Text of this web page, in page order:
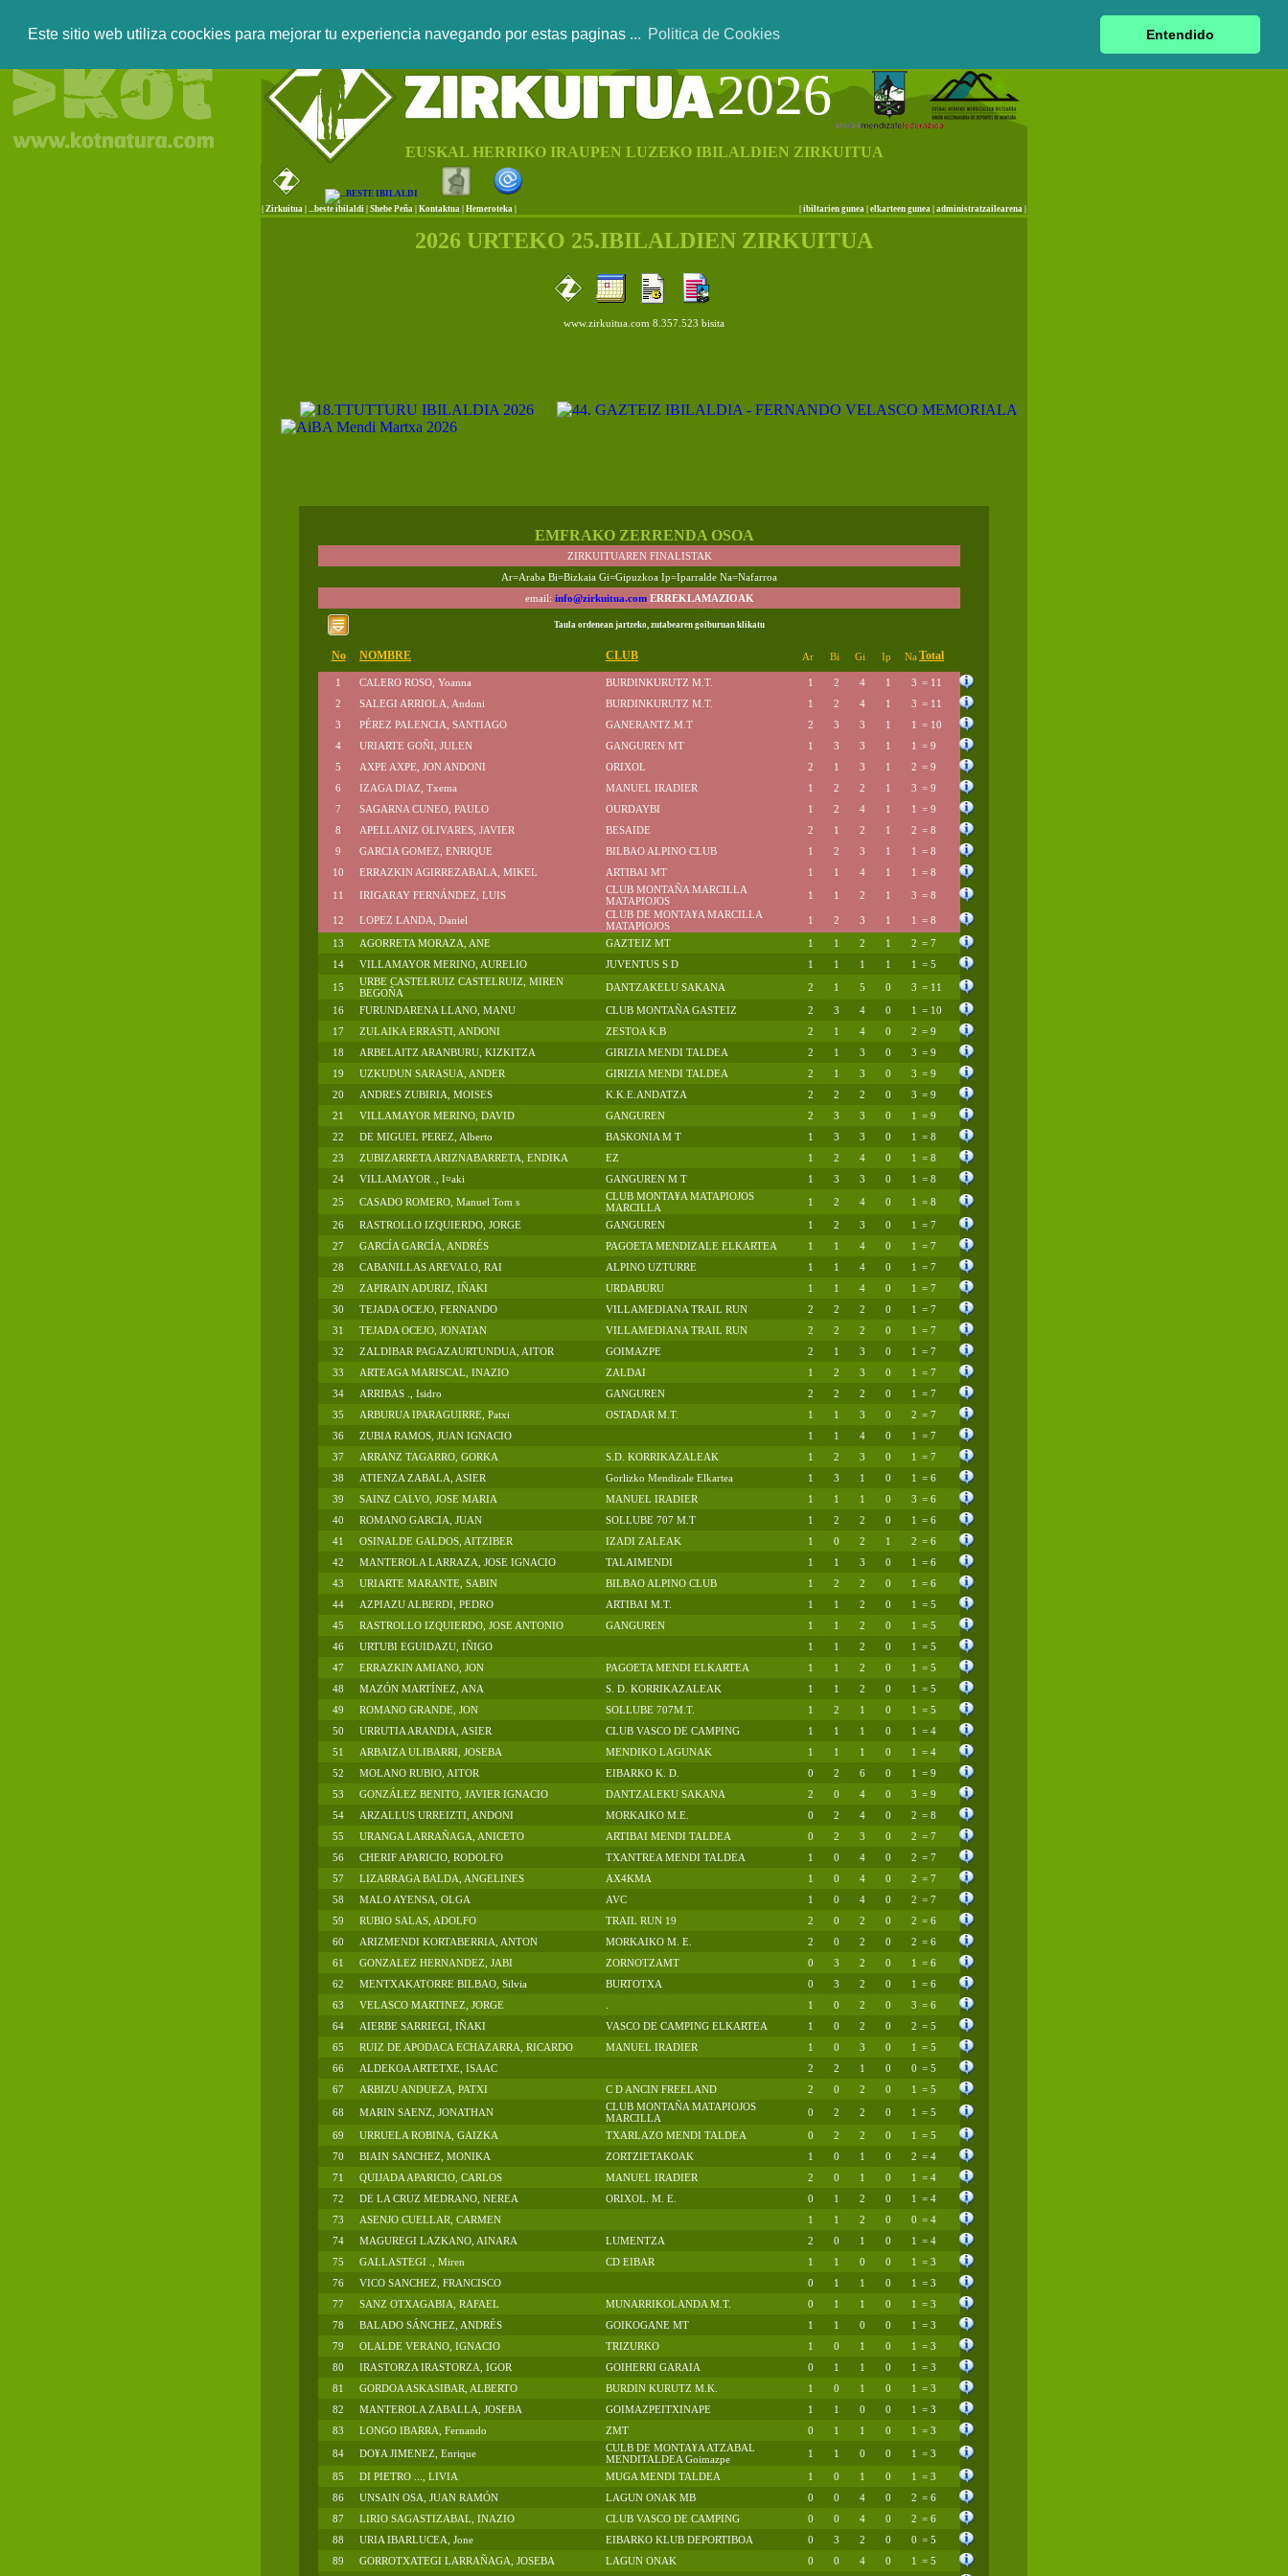
Este sitio web utiliza coockies para mejorar tu experiencia navegando por estas paginas ... Politica de Cookies Entendido
2026
EUSKAL HERRIKO IRAUPEN LUZEKO IBILALDIEN ZIRKUITUA
Zirkuitua ...beste ibilaldi Shebe Peña Kontaktua Hemeroteka | ibiltarien gunea elkarteen gunea administratzailearena
2026 URTEKO 25.IBILALDIEN ZIRKUITUA
www.zirkuitua.com 8.357.523 bisita
EMFRAKO ZERRENDA OSOA
ZIRKUITUAREN FINALISTAK
Ar=Araba Bi=Bizkaia Gi=Gipuzkoa Ip=Iparralde Na=Nafarroa
email: info@zirkuitua.comERREKLAMAZIOAK
Taula ordenean jartzeko, zutabearen goiburuan klikatu
No NOMBRE CLUB Ar Bi Gi Ip Na Total
1 CALERO ROSO, Yoanna BURDINKURUTZ M.T. 1 2 4 1 3 = 11
2
SALEGI ARRIOLA, Andoni BURDINKURUTZ M.T. 1 2 4 1 3 = 11
3
PÉREZ PALENCIA, SANTIAGO GANERANTZ.M.T 2 3 3 1 1 = 10
4
URIARTE GOÑI, JULEN GANGUREN MT 1 3 3 1 1 = 9
5
AXPE AXPE, JON ANDONI ORIXOL 2 1 3 1 2 = 9
6
IZAGA DIAZ, Txema MANUEL IRADIER 1 2 2 1 3 = 9
7
SAGARNA CUNEO, PAULO OURDAYBI 1 2 4 1 1 = 9
8
APELLANIZ OLIVARES, JAVIER BESAIDE 2 1 2 1 2 = 8
9
GARCIA GOMEZ, ENRIQUE BILBAO ALPINO CLUB 1 2 3 1 1 = 8
10
ERRAZKIN AGIRREZABALA, MIKEL ARTIBAI MT 1 1 4 1 1 = 8
11
IRIGARAY FERNÁNDEZ, LUIS
CLUB MONTAÑA MARCILLA
MATAPIOJOS
1 1 2 1 3 = 8
12 LOPEZ LANDA, Daniel
CLUB DE MONTA¥A MARCILLA
MATAPIOJOS
1 2 3 1 1 = 8
13
AGORRETA MORAZA, ANE GAZTEIZ MT 1 1 2 1 2 = 7
14
VILLAMAYOR MERINO, AURELIO JUVENTUS S D 1 1 1 1 1 = 5
15
URBE CASTELRUIZ CASTELRUIZ, MIREN
BEGOÑA
DANTZAKELU SAKANA 2 1 5 0 3 = 11
16
FURUNDARENA LLANO, MANU CLUB MONTAÑA GASTEIZ 2 3 4 0 1 = 10
17
ZULAIKA ERRASTI, ANDONI ZESTOA K.B 2 1 4 0 2 = 9
18
ARBELAITZ ARANBURU, KIZKITZA GIRIZIA MENDI TALDEA 2 1 3 0 3 = 9
19
UZKUDUN SARASUA, ANDER GIRIZIA MENDI TALDEA 2 1 3 0 3 = 9
20
ANDRES ZUBIRIA, MOISES K.K.E.ANDATZA 2 2 2 0 3 = 9
21
VILLAMAYOR MERINO, DAVID GANGUREN 2 3 3 0 1 = 9
22
DE MIGUEL PEREZ, Alberto BASKONIA M T 1 3 3 0 1 = 8
23
ZUBIZARRETA ARIZNABARRETA, ENDIKA EZ 1 2 4 0 1 = 8
24
VILLAMAYOR ., I¤aki GANGUREN M T 1 3 3 0 1 = 8
25
CASADO ROMERO, Manuel Tom s
CLUB MONTA¥A MATAPIOJOS
MARCILLA
1 2 4 0 1 = 8
26
RASTROLLO IZQUIERDO, JORGE GANGUREN 1 2 3 0 1 = 7
27
GARCÍA GARCÍA, ANDRÉS PAGOETA MENDIZALE ELKARTEA 1 1 4 0 1 = 7
28
CABANILLAS AREVALO, RAI ALPINO UZTURRE 1 1 4 0 1 = 7
29
ZAPIRAIN ADURIZ, IÑAKI URDABURU 1 1 4 0 1 = 7
30
TEJADA OCEJO, FERNANDO VILLAMEDIANA TRAIL RUN 2 2 2 0 1 = 7
31
TEJADA OCEJO, JONATAN VILLAMEDIANA TRAIL RUN 2 2 2 0 1 = 7
32
ZALDIBAR PAGAZAURTUNDUA, AITOR GOIMAZPE 2 1 3 0 1 = 7
33
ARTEAGA MARISCAL, INAZIO ZALDAI 1 2 3 0 1 = 7
34
ARRIBAS ., Isidro GANGUREN 2 2 2 0 1 = 7
35
ARBURUA IPARAGUIRRE, Patxi OSTADAR M.T. 1 1 3 0 2 = 7
36
ZUBIA RAMOS, JUAN IGNACIO 1 1 4 0 1 = 7
37
ARRANZ TAGARRO, GORKA S.D. KORRIKAZALEAK 1 2 3 0 1 = 7
38
ATIENZA ZABALA, ASIER Gorlizko Mendizale Elkartea 1 3 1 0 1 = 6
39
SAINZ CALVO, JOSE MARIA MANUEL IRADIER 1 1 1 0 3 = 6
40
ROMANO GARCIA, JUAN SOLLUBE 707 M.T 1 2 2 0 1 = 6
41
OSINALDE GALDOS, AITZIBER IZADI ZALEAK 1 0 2 1 2 = 6
42
MANTEROLA LARRAZA, JOSE IGNACIO TALAIMENDI 1 1 3 0 1 = 6
43
URIARTE MARANTE, SABIN BILBAO ALPINO CLUB 1 2 2 0 1 = 6
44
AZPIAZU ALBERDI, PEDRO ARTIBAI M.T. 1 1 2 0 1 = 5
45
RASTROLLO IZQUIERDO, JOSE ANTONIO GANGUREN 1 1 2 0 1 = 5
46
URTUBI EGUIDAZU, IÑIGO 1 1 2 0 1 = 5
47
ERRAZKIN AMIANO, JON PAGOETA MENDI ELKARTEA 1 1 2 0 1 = 5
48
MAZÓN MARTÍNEZ, ANA S. D. KORRIKAZALEAK 1 1 2 0 1 = 5
49
ROMANO GRANDE, JON SOLLUBE 707M.T. 1 2 1 0 1 = 5
50
URRUTIA ARANDIA, ASIER CLUB VASCO DE CAMPING 1 1 1 0 1 = 4
51
ARBAIZA ULIBARRI, JOSEBA MENDIKO LAGUNAK 1 1 1 0 1 = 4
52
MOLANO RUBIO, AITOR EIBARKO K. D. 0 2 6 0 1 = 9
53
GONZÁLEZ BENITO, JAVIER IGNACIO DANTZALEKU SAKANA 2 0 4 0 3 = 9
54
ARZALLUS URREIZTI, ANDONI MORKAIKO M.E. 0 2 4 0 2 = 8
55
URANGA LARRAÑAGA, ANICETO ARTIBAI MENDI TALDEA 0 2 3 0 2 = 7
56
CHERIF APARICIO, RODOLFO TXANTREA MENDI TALDEA 1 0 4 0 2 = 7
57
LIZARRAGA BALDA, ANGELINES AX4KMA 1 0 4 0 2 = 7
58
MALO AYENSA, OLGA AVC 1 0 4 0 2 = 7
59
RUBIO SALAS, ADOLFO TRAIL RUN 19 2 0 2 0 2 = 6
60
ARIZMENDI KORTABERRIA, ANTON MORKAIKO M. E. 2 0 2 0 2 = 6
61
GONZALEZ HERNANDEZ, JABI ZORNOTZAMT 0 3 2 0 1 = 6
62
MENTXAKATORRE BILBAO, Silvia BURTOTXA 0 3 2 0 1 = 6
63
VELASCO MARTINEZ, JORGE 1 0 2 0 3 = 6
64
AIERBE SARRIEGI, IÑAKI VASCO DE CAMPING ELKARTEA 1 0 2 0 2 = 5
65
RUIZ DE APODACA ECHAZARRA, RICARDO MANUEL IRADIER 1 0 3 0 1 = 5
66
ALDEKOA ARTETXE, ISAAC 2 2 1 0 0 = 5
67
ARBIZU ANDUEZA, PATXI C D ANCIN FREELAND 2 0 2 0 1 = 5
68
MARIN SAENZ, JONATHAN
CLUB MONTAÑA MATAPIOJOS
MARCILLA
0 2 2 0 1 = 5
69
URRUELA ROBINA, GAIZKA TXARLAZO MENDI TALDEA 0 2 2 0 1 = 5
70
BIAIN SANCHEZ, MONIKA ZORTZIETAKOAK 1 0 1 0 2 = 4
71
QUIJADA APARICIO, CARLOS MANUEL IRADIER 2 0 1 0 1 = 4
72
DE LA CRUZ MEDRANO, NEREA ORIXOL. M. E. 0 1 2 0 1 = 4
73
ASENJO CUELLAR, CARMEN 1 1 2 0 0 = 4
74
MAGUREGI LAZKANO, AINARA LUMENTZA 2 0 1 0 1 = 4
75
GALLASTEGI ., Miren CD EIBAR 1 1 0 0 1 = 3
76
VICO SANCHEZ, FRANCISCO 0 1 1 0 1 = 3
77
SANZ OTXAGABIA, RAFAEL MUNARRIKOLANDA M.T. 0 1 1 0 1 = 3
78
BALADO SÁNCHEZ, ANDRÉS GOIKOGANE MT 1 1 0 0 1 = 3
79
OLALDE VERANO, IGNACIO TRIZURKO 1 0 1 0 1 = 3
80
IRASTORZA IRASTORZA, IGOR GOIHERRI GARAIA 0 1 1 0 1 = 3
81
GORDOA ASKASIBAR, ALBERTO BURDIN KURUTZ M.K. 1 0 1 0 1 = 3
82
MANTEROLA ZABALLA, JOSEBA GOIMAZPEITXINAPE 1 1 0 0 1 = 3
83
LONGO IBARRA, Fernando ZMT 0 1 1 0 1 = 3
84
DO¥A JIMENEZ, Enrique
CULB DE MONTA¥A ATZABAL
MENDITALDEA Goimazpe
1 1 0 0 1 = 3
85
DI PIETRO ..., LIVIA MUGA MENDI TALDEA 1 0 1 0 1 = 3
86
UNSAIN OSA, JUAN RAMÓN LAGUN ONAK MB 0 0 4 0 2 = 6
87
LIRIO SAGASTIZABAL, INAZIO CLUB VASCO DE CAMPING 0 0 4 0 2 = 6
88
URIA IBARLUCEA, Jone EIBARKO KLUB DEPORTIBOA 0 3 2 0 0 = 5
89
GORROTXATEGI LARRAÑAGA, JOSEBA LAGUN ONAK 0 0 4 0 1 = 5